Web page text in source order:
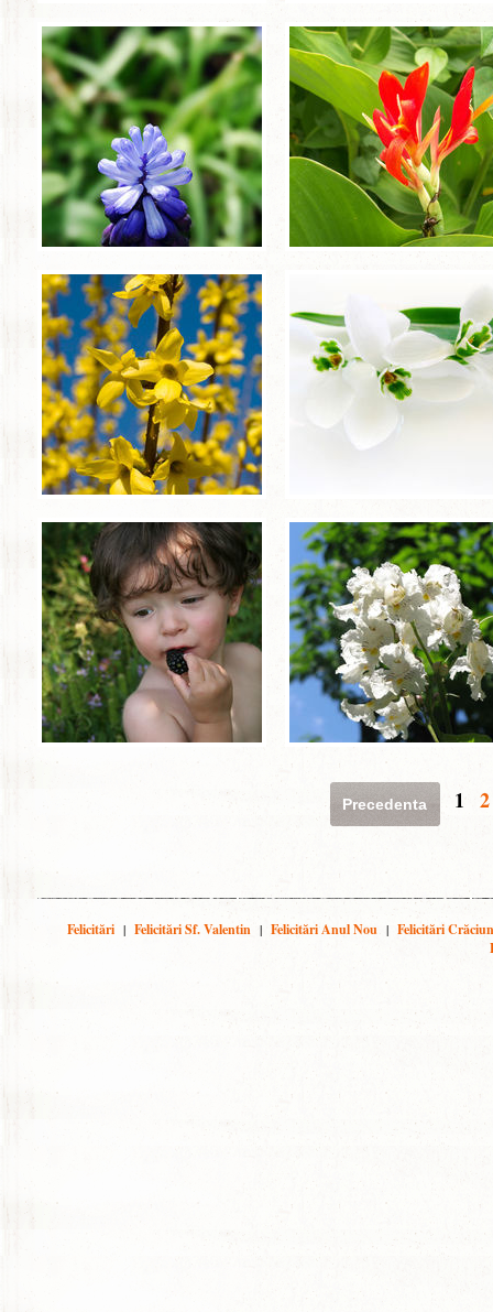
Precedenta 1 2
Felicitări | Felicitări Sf. Valentin | Felicitări Anul Nou | Felicitări